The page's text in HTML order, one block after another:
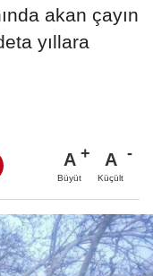
akan çayın
yıllara
A
Büyüt
A
Küçült